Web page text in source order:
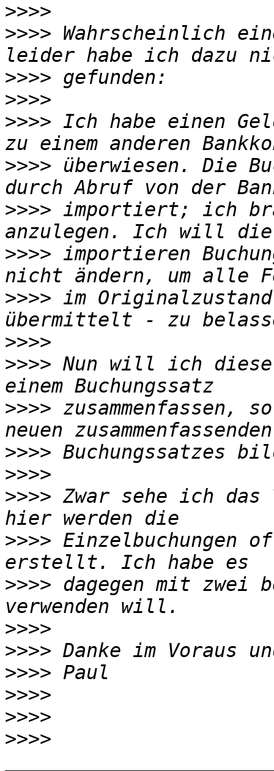
>>>>
>>>> Wahrscheinlich
>>>>
>>>>
>>>> Ich habe einen
>>>> überwiesen. Die
>>>> importiert; ich
>>>> importieren
>>>> im
>>>>
>>>> Nun will ich diese
>>>> zusammenfassen,
>>>>
>>>>
>>>> Zwar sehe ich
>>>> Einzelbuchungen
>>>> dagegen mit zwei
>>>>
>>>>
>>>>
>>>>
>>>>
>>>>